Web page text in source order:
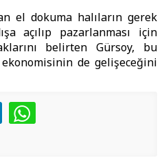
el dokuma halıların gerek
açılıp pazarlanması için
belirten Gürsoy, bu
de gelişeceğini